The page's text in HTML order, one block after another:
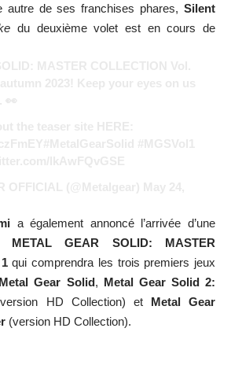
autre de ses franchises phares, Silent
du deuxième volet est en cours de
a également annoncé l’arrivée d’une
METAL GEAR SOLID: MASTER
qui comprendra les trois premiers jeux
Metal Gear Solid, Metal Gear Solid 2:
HD Collection) et Metal Gear
(version HD Collection).